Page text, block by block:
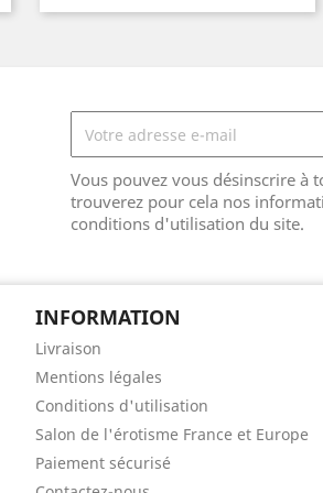
clair
Vous pouvez vous désinscrire à
trouverez pour cela nos
conditions d'utilisation du site.
INFORMATION
Livraison
Mentions légales
Conditions d'utilisation
Salon de l'érotisme France et Europe
Paiement sécurisé